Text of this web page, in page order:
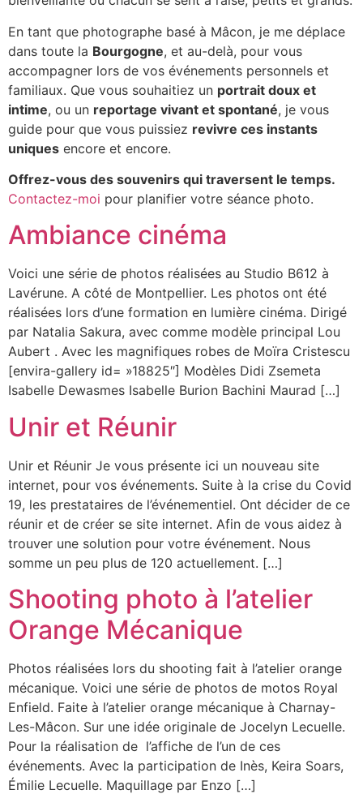
En tant que photographe basé à Mâcon, je me déplace
dans toute la Bourgogne, et au-delà, pour vous
accompagner lors de vos événements personnels et
familiaux. Que vous souhaitiez un portrait doux et
intime, ou un reportage vivant et spontané, je vous
guide pour que vous puissiez revivre ces instants
uniques encore et encore.
Offrez-vous des souvenirs qui traversent le temps.
Contactez-moi pour planifier votre séance photo.
Ambiance cinéma
Voici une série de photos réalisées au Studio B612 à
Lavérune. A côté de Montpellier. Les photos ont été
réalisées lors d’une formation en lumière cinéma. Dirigé
par Natalia Sakura, avec comme modèle principal Lou
Aubert . Avec les magnifiques robes de Moïra Cristescu
[envira-gallery id= »18825″] Modèles Didi Zsemeta
Isabelle Dewasmes Isabelle Burion Bachini Maurad […]
Unir et Réunir
Unir et Réunir Je vous présente ici un nouveau site
internet, pour vos événements. Suite à la crise du Covid
19, les prestataires de l’événementiel. Ont décider de ce
réunir et de créer se site internet. Afin de vous aidez à
trouver une solution pour votre événement. Nous
somme un peu plus de 120 actuellement. […]
Shooting photo à l’atelier
Orange Mécanique
Photos réalisées lors du shooting fait à l’atelier orange
mécanique. Voici une série de photos de motos Royal
Enfield. Faite à l’atelier orange mécanique à Charnay-
Les-Mâcon. Sur une idée originale de Jocelyn Lecuelle.
Pour la réalisation de l’affiche de l’un de ces
événements. Avec la participation de Inès, Keira Soars,
Émilie Lecuelle. Maquillage par Enzo […]